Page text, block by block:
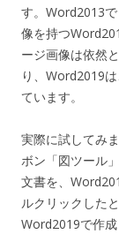
す。Word2013
像を持つ
ージ画像は依然
り、Word2019
ています。
実際に試してみ
ボン「図ツール
文書を、
ルクリックした
Word2019で作